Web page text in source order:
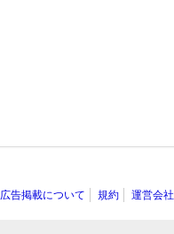
広告掲載について 規約 運営会社